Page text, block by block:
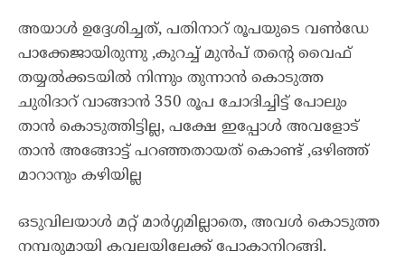
അയാൾ ഉദ്ദേശിച്ചത്, പതിനാറ് രൂപയുടെ വൺഡേ
പാക്കേജായിരുന്നു ,കുറച്ച് മുൻപ് തൻ്റെ വൈഫ്
തയ്യൽക്കടയിൽ നിന്നും തുന്നാൻ കൊടുത്ത
ചുരിദാറ് വാങ്ങാൻ 350 രൂപ ചോദിച്ചിട്ട് പോലും
താൻ കൊടുത്തിട്ടില്ല, പക്ഷേ ഇപ്പോൾ അവളോട്
താൻ അങ്ങോട്ട് പറഞ്ഞതായത് കൊണ്ട് ,ഒഴിഞ്ഞ്
മാറാനും കഴിയില്ല
ഒടുവിലയാൾ മറ്റ് മാർഗ്ഗമില്ലാതെ, അവൾ കൊടുത്ത
നമ്പരുമായി കവലയിലേക്ക് പോകാനിറങ്ങി.